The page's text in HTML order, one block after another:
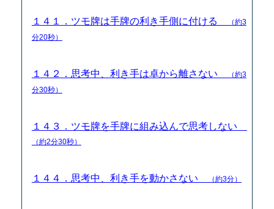
１４１．ツモ牌は手牌の利き手側に付ける
（約3
分20秒）
１４２．思考中、利き手は卓から離さない
（約3
分30秒）
１４３．ツモ牌を手牌に組み込んで思考しない
（約2分30秒）
１４４．思考中、利き手を動かさない （約3分）